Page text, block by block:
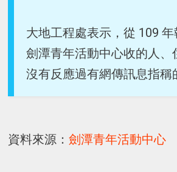
大地工程處表示，從 109 年
劍潭青年活動中心收的人、
沒有反應過有網傳訊息指稱
資料來源：劍潭青年活動中心